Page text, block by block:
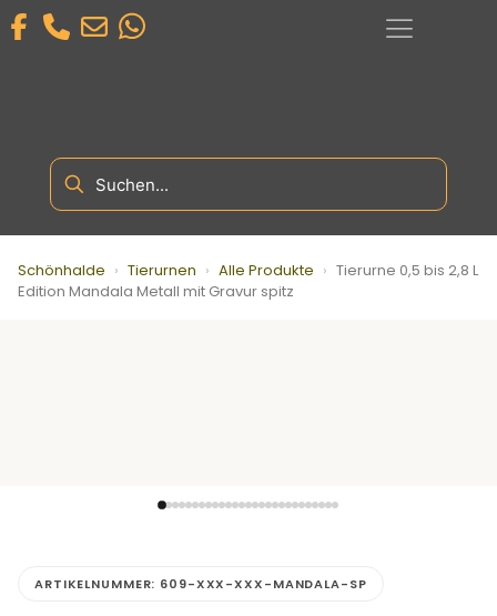
Schönhalde › Tierurnen › Alle Produkte › Tierurne 0,5 bis 2,8 L
Edition Mandala Metall mit Gravur spitz
ARTIKELNUMMER: 609-XXX-XXX-MANDALA-SP